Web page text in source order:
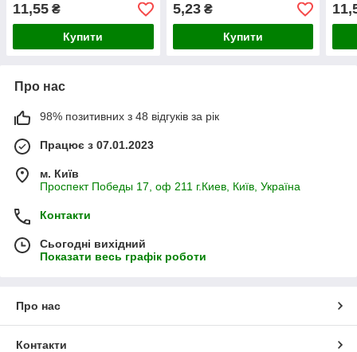
11,55 ₴
Купити
5,23₴
Купити
Про нас
98% позитивних з 48 відгуків за рік
Працює з 07.01.2023
м. Київ
Проспект Победы 17, оф 211 г.Киев, Київ, Україна
Контакти
Сьогодні вихідний
Показати весь графік роботи
Про нас
Контакти